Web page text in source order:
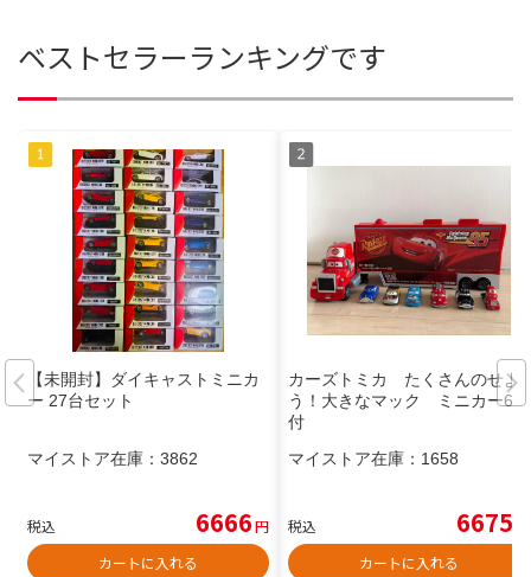
ベストセラーランキングです
【未開封】ダイキャストミニカ
ー 27台セット
マイストア在庫： 3862
税込 6666円
カートに入れる
カーズトミカ たくさんのせよ
う！大きなマック ミニカー6台
付
マイストア在庫： 1658
税込 6675
カートに入れる